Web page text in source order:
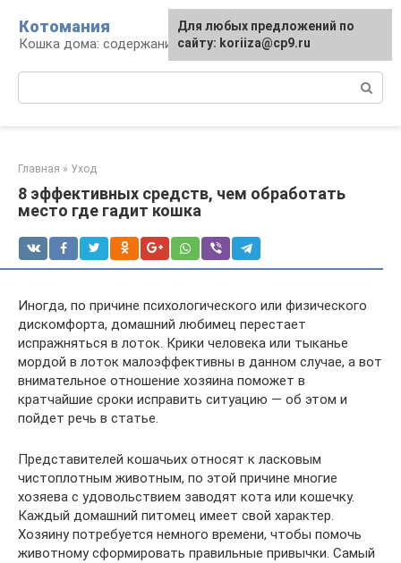
контенту
Котомания
Кошка дома: содержание и уход
Главная » Уход
8 эффективных средств, чем обработать
место где гадит кошка
Иногда, по причине психологического или физического
дискомфорта, домашний любимец перестает
испражняться в лоток. Крики человека или тыканье
мордой в лоток малоэффективны в данном случае, а вот
внимательное отношение хозяина поможет в
кратчайшие сроки исправить ситуацию — об этом и
пойдет речь в статье.
Представителей кошачьих относят к ласковым
чистоплотным животным, по этой причине многие
хозяева с удовольствием заводят кота или кошечку.
Каждый домашний питомец имеет свой характер.
Хозяину потребуется немного времени, чтобы помочь
животному сформировать правильные привычки. Самый
Для любых предложений по
сайту: koriiza@cp9.ru